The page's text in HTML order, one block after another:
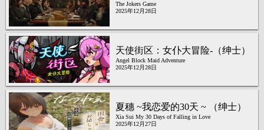
The Jokers Game
2025年12月28日
天使街区：女仆大冒险-（绅士）
Angel Block Maid Adventure
2025年12月28日
夏穗 ~我恋爱的30天 ~ （绅士）
Xia Sui My 30 Days of Falling in Love
2025年12月27日